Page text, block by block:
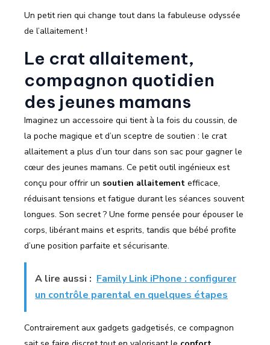
Un petit rien qui change tout dans la fabuleuse odyssée
de l’allaitement !
Le crat allaitement,
compagnon quotidien
des jeunes mamans
Imaginez un accessoire qui tient à la fois du coussin, de
la poche magique et d’un sceptre de soutien : le crat
allaitement a plus d’un tour dans son sac pour gagner le
cœur des jeunes mamans. Ce petit outil ingénieux est
conçu pour offrir un soutien allaitement efficace,
réduisant tensions et fatigue durant les séances souvent
longues. Son secret ? Une forme pensée pour épouser le
corps, libérant mains et esprits, tandis que bébé profite
d’une position parfaite et sécurisante.
A lire aussi : Family Link iPhone : configurer
un contrôle parental en quelques étapes
Contrairement aux gadgets gadgetisés, ce compagnon